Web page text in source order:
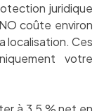
juridique
coûte environ
localisation. Ces
votre